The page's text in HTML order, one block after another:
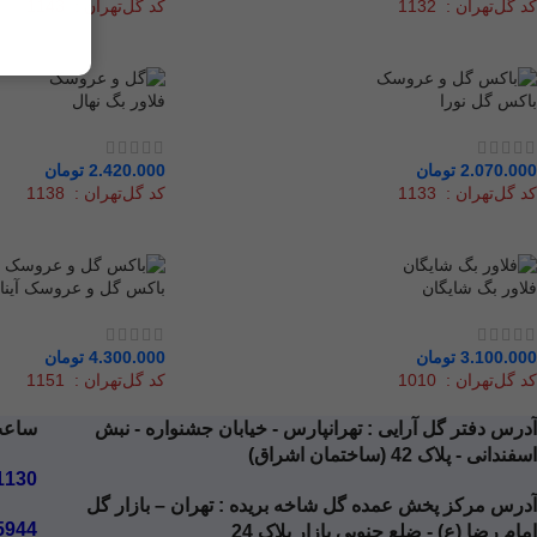
کد گل‌تهران : 1132 کد گل‌تهران : 1143
باکس گل نورا
2.070.000 تومان
کد گل‌تهران : 1133
فلاور بگ نهال
2.420.000 تومان
کد گل‌تهران : 1138
فلاور بگ شایگان
3.100.000 تومان
کد گل‌تهران : 1010
باکس گل و عروسک
4.300.000 تومان
کد گل‌تهران : 1151
آدرس دفتر گل آرایی : تهرانپارس - خیابان جشنواره - نبش
اسفندانی - پلاک 42 (ساختمان اشراق)
آدرس مرکز پخش عمده گل شاخه بریده : تهران – بازار گل
امام رضا (ع) - ضلع جنوبی بازار پلاک 24
ساعت